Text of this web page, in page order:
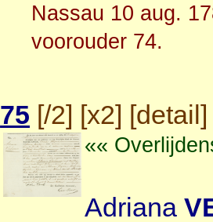
Nassau 10 aug.
voorouder 74.
75 [/2] [x2] [detail]
««
Adriana